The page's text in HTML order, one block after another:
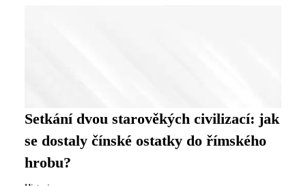
Setkání dvou starověkých civilizací: jak
se dostaly čínské ostatky do římského
hrobu?